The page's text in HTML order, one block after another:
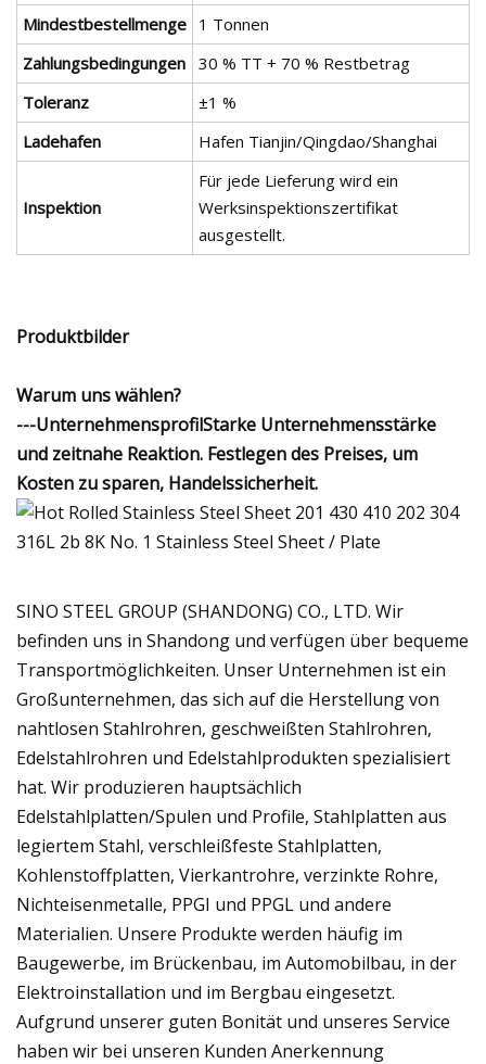
Mindestbestellmenge 1 Tonnen
Zahlungsbedingungen 30 % TT + 70 % Restbetrag
Toleranz
±1 %
Ladehafen
Hafen Tianjin/Qingdao/Shanghai
Inspektion
Für jede Lieferung wird ein
Werksinspektionszertifikat
ausgestellt.
Produktbilder
Warum uns wählen?
---UnternehmensprofilStarke Unternehmensstärke
und zeitnahe Reaktion. Festlegen des Preises, um
Kosten zu sparen, Handelssicherheit.
SINO STEEL GROUP (SHANDONG) CO., LTD. Wir
befinden uns in Shandong und verfügen über bequeme
Transportmöglichkeiten. Unser Unternehmen ist ein
Großunternehmen, das sich auf die Herstellung von
nahtlosen Stahlrohren, geschweißten Stahlrohren,
Edelstahlrohren und Edelstahlprodukten spezialisiert
hat. Wir produzieren hauptsächlich
Edelstahlplatten/Spulen und Profile, Stahlplatten aus
legiertem Stahl, verschleißfeste Stahlplatten,
Kohlenstoffplatten, Vierkantrohre, verzinkte Rohre,
Nichteisenmetalle, PPGI und PPGL und andere
Materialien. Unsere Produkte werden häufig im
Baugewerbe, im Brückenbau, im Automobilbau, in der
Elektroinstallation und im Bergbau eingesetzt.
Aufgrund unserer guten Bonität und unseres Service
haben wir bei unseren Kunden Anerkennung